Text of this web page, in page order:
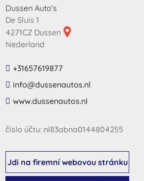
Dussen Auto's
De Sluis 1
4271CZ Dussen
Nederland
+31657619877
​info​@​dussenautos​.​nl​
​www​.​dussenautos​.​nl​
číslo účtu: nl83abna0144804255
Jdi na firemní webovou stránku